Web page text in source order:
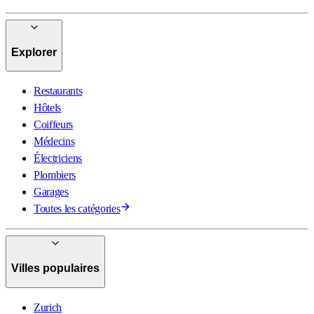
Explorer
Restaurants
Hôtels
Coiffeurs
Médecins
Électriciens
Plombiers
Garages
Toutes les catégories
Villes populaires
Zurich